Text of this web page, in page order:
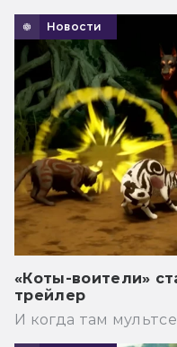
Новости
«Коты-воители»
трейлер
И когда там